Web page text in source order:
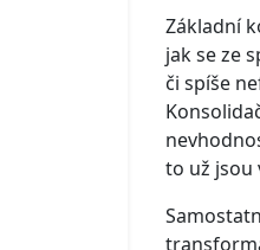
Základní
jak se ze
či spíše
to už jsou